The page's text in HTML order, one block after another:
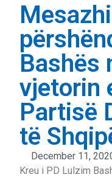
Mesazhi
Bashës
vjetorin
Partisë
të
December 11,
Kreu i PD Lulzim